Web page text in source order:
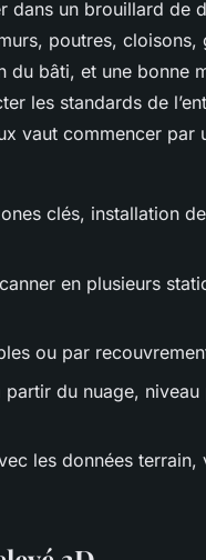
dans un brouillard de
poutres, cloisons,
du bâti, et une bonne
les standards de
vaut commencer par
clés, installation
en plusieurs
ou par
du nuage, niveau
les données terrain,